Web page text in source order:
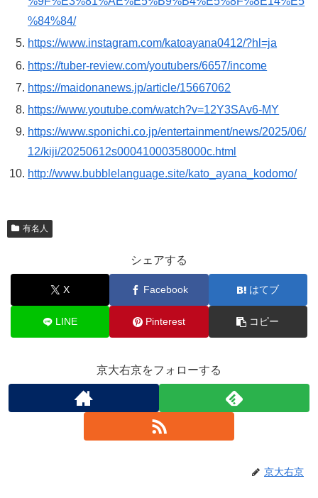
%84%84/
https://www.instagram.com/katoayana0412/?hl=ja
https://tuber-review.com/youtubers/6657/income
https://maidonanews.jp/article/15667062
https://www.youtube.com/watch?v=12Y3SAv6-MY
https://www.sponichi.co.jp/entertainment/news/2025/06/
12/kiji/20250612s00041000358000c.html
http://www.bubblelanguage.site/kato_ayana_kodomo/
有名人
シェアする
X Facebook はてブ
LINE Pinterest コピー
京大右京をフォローする
京大右京